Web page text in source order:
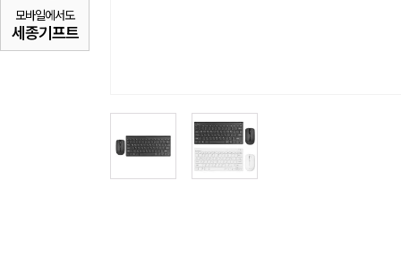
모바일에서도
세종기프트